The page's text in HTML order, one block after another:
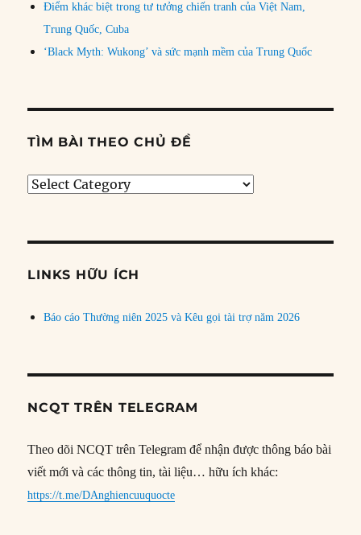
Điểm khác biệt trong tư tưởng chiến tranh của Việt Nam,
Trung Quốc, Cuba
‘Black Myth: Wukong’ và sức mạnh mềm của Trung Quốc
TÌM BÀI THEO CHỦ ĐỀ
Tìm
đề
LINKS HỮU ÍCH
Báo cáo Thường niên 2025 và Kêu gọi tài trợ năm 2026
NCQT TRÊN TELEGRAM
Theo dõi NCQT trên Telegram để nhận được thông báo bài
viết mới và các thông tin, tài liệu… hữu ích khác:
https://t.me/DAnghiencuuquocte